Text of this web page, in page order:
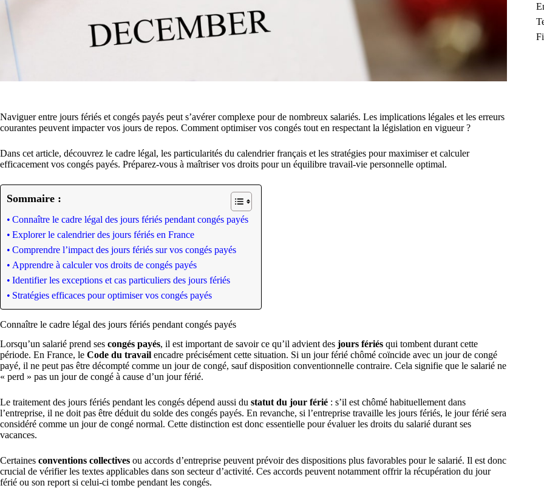
Naviguer entre jours fériés et congés payés peut s’avérer complexe pour de nombreux salariés. Les implications légales et les erreurs
courantes peuvent impacter vos jours de repos. Comment optimiser vos congés tout en respectant la législation en vigueur ?
Dans cet article, découvrez le cadre légal, les particularités du calendrier français et les stratégies pour maximiser et calculer
efficacement vos congés payés. Préparez-vous à maîtriser vos droits pour un équilibre travail-vie personnelle optimal.
Sommaire :
Connaître le cadre légal des jours fériés pendant congés payés
Explorer le calendrier des jours fériés en France
Comprendre l’impact des jours fériés sur vos congés payés
Apprendre à calculer vos droits de congés payés
Identifier les exceptions et cas particuliers des jours fériés
Stratégies efficaces pour optimiser vos congés payés
Connaître le cadre légal des jours fériés pendant congés payés
Lorsqu’un salarié prend ses congés payés, il est important de savoir ce qu’il advient des jours fériés qui tombent durant cette
période. En France, le Code du travail encadre précisément cette situation. Si un jour férié chômé coïncide avec un jour de congé
payé, il ne peut pas être décompté comme un jour de congé, sauf disposition conventionnelle contraire. Cela signifie que le salarié ne
« perd » pas un jour de congé à cause d’un jour férié.
Le traitement des jours fériés pendant les congés dépend aussi du statut du jour férié : s’il est chômé habituellement dans
l’entreprise, il ne doit pas être déduit du solde des congés payés. En revanche, si l’entreprise travaille les jours fériés, le jour férié sera
considéré comme un jour de congé normal. Cette distinction est donc essentielle pour évaluer les droits du salarié durant ses
vacances.
Certaines conventions collectives ou accords d’entreprise peuvent prévoir des dispositions plus favorables pour le salarié. Il est donc
crucial de vérifier les textes applicables dans son secteur d’activité. Ces accords peuvent notamment offrir la récupération du jour
férié ou son report si celui-ci tombe pendant les congés.